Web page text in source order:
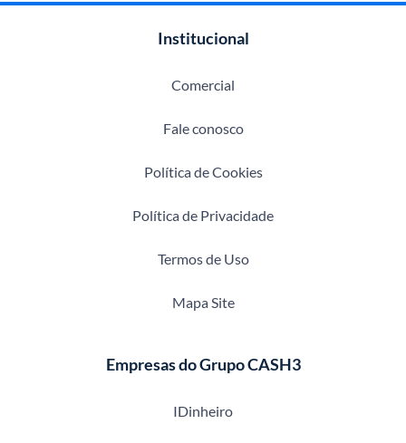
Institucional
Comercial
Fale conosco
Política de Cookies
Política de Privacidade
Termos de Uso
Mapa Site
Empresas do Grupo CASH3
IDinheiro